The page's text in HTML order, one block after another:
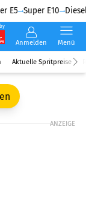
E5 Super E10 Diesel
Anmelden Menü
Aktuelle Spritpreise
ANZEIGE